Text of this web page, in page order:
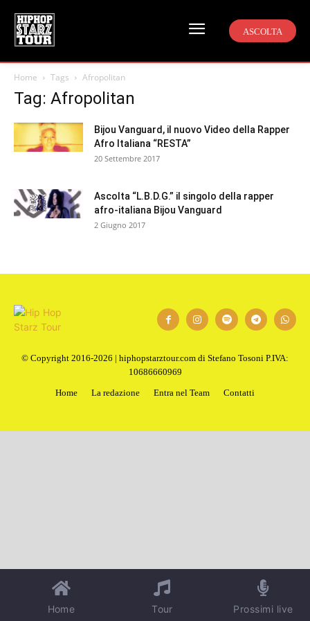
ASCOLTA
Home Tags Afropolitan
Tag: Afropolitan
Bijou Vanguard, il nuovo Video della Rapper
Afro Italiana “RESTA”
20 Settembre 2017
Ascolta “L.B.D.G.” il singolo della rapper
afro-italiana Bijou Vanguard
2 Giugno 2017
© Copyright 2016-2026 | hiphopstarztour.com di Stefano Tosoni P.IVA:
10686660969
Home
La redazione Entra nel Team Contatti
Home Tour Prossimi live